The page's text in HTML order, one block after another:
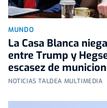
MUNDO
La Casa Blanca
entre Trump y
escasez de
NOTICIAS TALDEA MULTIMEDIA